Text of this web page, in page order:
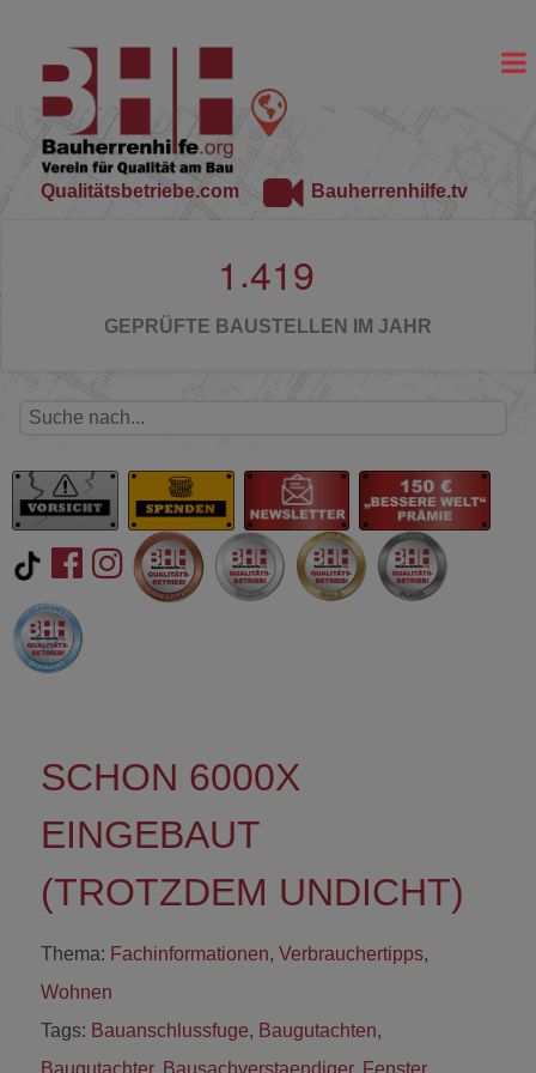
Qualitätsbetriebe.com Bauherrenhilfe.tv
1 .419
GEPRÜFTE BAUSTELLEN IM JAHR
SCHON 6000X
EINGEBAUT
(TROTZDEM UNDICHT)
Thema: Fachinformationen, Verbrauchertipps,
Wohnen
Tags: Bauanschlussfuge, Baugutachten,